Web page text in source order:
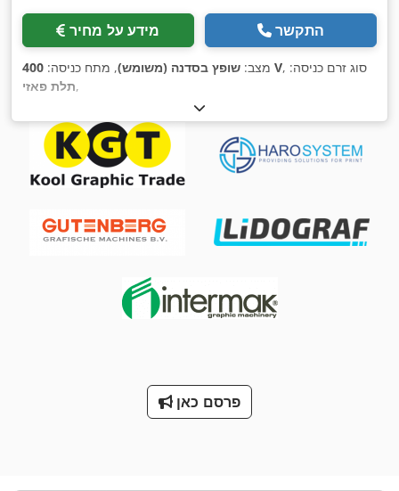
מידע על מחיר התקשר
מצב: שופץ בסדנה (משומש), מתח כניסה: 400 V , סוג זרם כניסה:
תלת פאזי,
פרסם כאן